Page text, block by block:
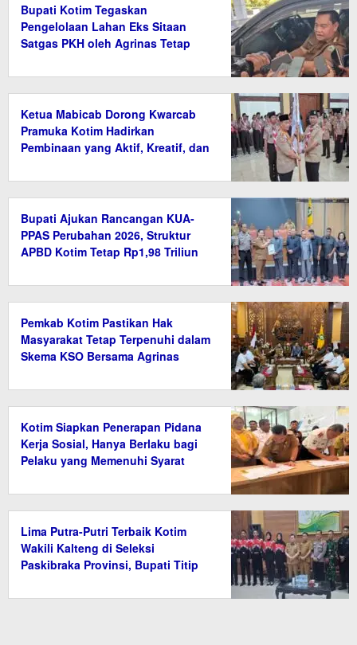
Bupati Kotim Tegaskan
Pengelolaan Lahan Eks Sitaan
Satgas PKH oleh Agrinas Tetap
Ketua Mabicab Dorong Kwarcab
Pramuka Kotim Hadirkan
Pembinaan yang Aktif, Kreatif, dan
Bupati Ajukan Rancangan KUA-
PPAS Perubahan 2026, Struktur
APBD Kotim Tetap Rp1,98 Triliun
Pemkab Kotim Pastikan Hak
Masyarakat Tetap Terpenuhi dalam
Skema KSO Bersama Agrinas
Kotim Siapkan Penerapan Pidana
Kerja Sosial, Hanya Berlaku bagi
Pelaku yang Memenuhi Syarat
Lima Putra-Putri Terbaik Kotim
Wakili Kalteng di Seleksi
Paskibraka Provinsi, Bupati Titip